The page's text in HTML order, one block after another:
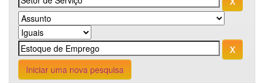
Iniciar uma nova pesquisa